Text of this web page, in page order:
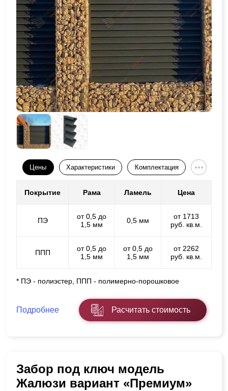
Цены Характеристики Комплектация
Покрытие Рама Ламель Цена
ПЭ
от 0,5 до
1,5 мм
0,5 мм
от 1713
руб. кв.м.
ППП
от 0,5 до
1,5 мм
от 0,5 до
1,5 мм
от 2262
руб. кв.м.
* ПЭ - полиэстер, ППП - полимерно-порошковое
Подробнее Расчитать стоимость
Забор под ключ модель
Жалюзи вариант «Премиум»